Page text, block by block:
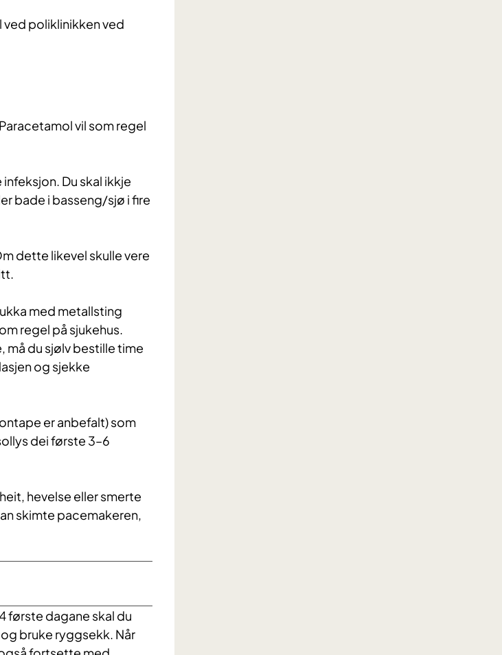
poliklinikken ved
vil som regel
Du skal ikkje
bade i basseng/sjø i fire
dette likevel skulle vere
med metallsting
regel på sjukehus.
må du sjølv bestille time
og sjekke
er anbefalt) som
dei første 3–6
hevelse eller smerte
skimte pacemakeren,
første dagane skal du
bruke ryggsekk. Når